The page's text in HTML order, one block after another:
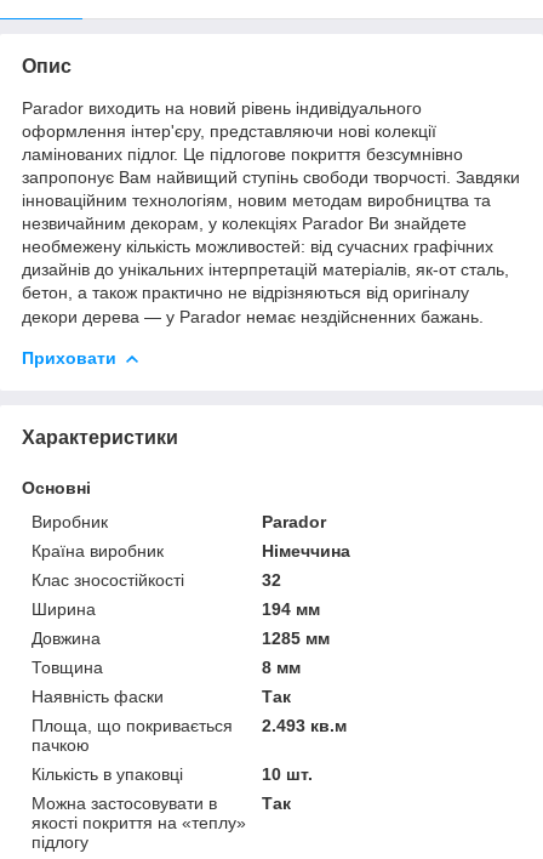
Опис
Parador виходить на новий рівень індивідуального
оформлення інтер'єру, представляючи нові колекції
ламінованих підлог. Це підлогове покриття безсумнівно
запропонує Вам найвищий ступінь свободи творчості. Завдяки
інноваційним технологіям, новим методам виробництва та
незвичайним декорам, у колекціях Parador Ви знайдете
необмежену кількість можливостей: від сучасних графічних
дизайнів до унікальних інтерпретацій матеріалів, як-от сталь,
бетон, а також практично не відрізняються від оригіналу
декори дерева — у Parador немає нездійсненних бажань.
Приховати
Характеристики
Основні
Виробник
Parador
Країна виробник
Німеччина
Клас зносостійкості
32
Ширина
194 мм
Довжина
1285 мм
Товщина
8 мм
Наявність фаски
Так
Площа, що покривається
пачкою
2.493 кв.м
Кількість в упаковці
10 шт.
Можна застосовувати в
якості покриття на «теплу»
підлогу
Так